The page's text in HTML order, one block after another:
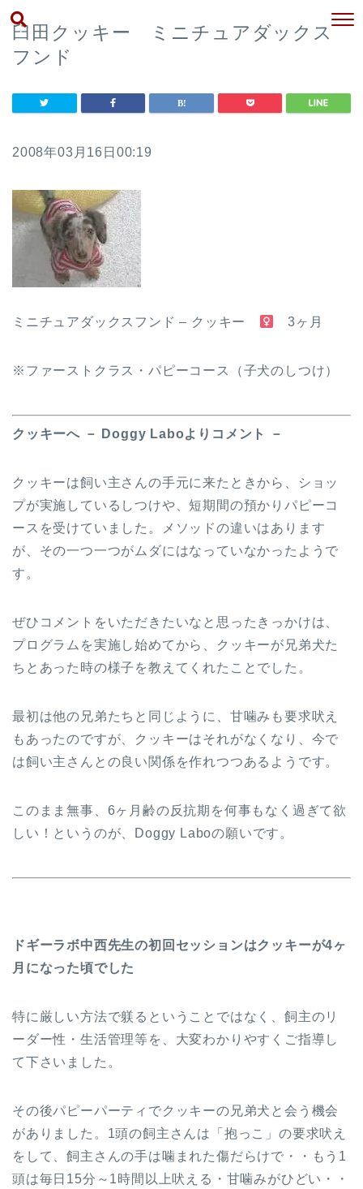
臼田クッキー ミニチュアダックス
フンド
2008年03月16日00:19
ミニチュアダックスフンド – クッキー 3ヶ月
※ファーストクラス・パピーコース（子犬のしつけ）
クッキーへ － Doggy Laboよりコメント －
クッキーは飼い主さんの手元に来たときから、ショッ
プが実施しているしつけや、短期間の預かりパピーコ
ースを受けていました。メソッドの違いはあります
が、その一つ一つがムダにはなっていなかったようで
す。
ぜひコメントをいただきたいなと思ったきっかけは、
プログラムを実施し始めてから、クッキーが兄弟犬た
ちとあった時の様子を教えてくれたことでした。
最初は他の兄弟たちと同じように、甘噛みも要求吠え
もあったのですが、クッキーはそれがなくなり、今で
は飼い主さんとの良い関係を作れつつあるようです。
このまま無事、6ヶ月齢の反抗期を何事もなく過ぎて欲
しい！というのが、Doggy Laboの願いです。
ドギーラボ中西先生の初回セッションはクッキーが4ヶ
月になった頃でした
特に厳しい方法で躾るということではなく、飼主のリ
ーダー性・生活管理等を、大変わかりやすくご指導し
て下さいました。
その後パピーパーティでクッキーの兄弟犬と会う機会
がありました。1頭の飼主さんは「抱っこ」の要求吠え
をして、飼主さんの手は噛まれた傷だらけで・・もう1
頭は毎日15分～1時間以上吠える・甘噛みがひどい・・